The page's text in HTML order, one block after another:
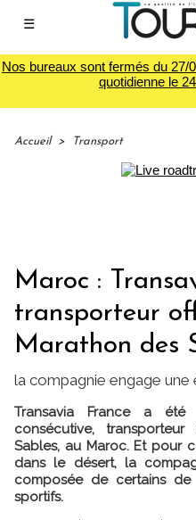
☰
Nos bureaux sont fermés du 27/
quotidienne le
Accueil > Transport
Maroc :
transporteur
Marathon des
la compagnie engage une
Transavia France a
consécutive,
Sables, au Maroc. Et pour
dans le désert, la
composée de certains
sportifs.